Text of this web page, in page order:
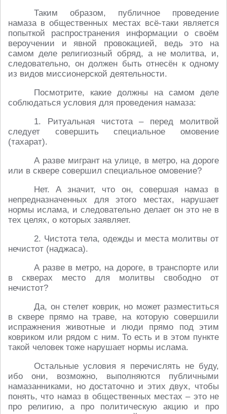
Таким образом, публичное проведение
намаза в общественных местах всё-таки является
попыткой распространения информации о своём
вероучении и явной провокацией, ведь это на
самом деле религиозный обряд, а не молитва, и,
следовательно, он должен быть отнесён к одному
из видов миссионерской деятельности.
Посмотрите, какие должны на самом деле
соблюдаться условия для проведения намаза:
1. Ритуальная чистота – перед молитвой
следует совершить специальное омовение
(тахарат).
А разве мигрант на улице, в метро, на дороге
или в сквере совершил специальное омовение?
Нет. А значит, что он, совершая намаз в
непредназначенных для этого местах, нарушает
нормы ислама, и следовательно делает он это не в
тех целях, о которых заявляет.
2. Чистота тела, одежды и места молитвы от
нечистот (наджаса).
А разве в метро, на дороге, в транспорте или
в скверах место для молитвы свободно от
нечистот?
Да, он стелет коврик, но может разместиться
в сквере прямо на траве, на которую совершили
испражнения животные и люди прямо под этим
ковриком или рядом с ним. То есть и в этом пункте
такой человек тоже нарушает нормы ислама.
Остальные условия я перечислять не буду,
ибо они, возможно, выполняются публичными
намазанниками, но достаточно и этих двух, чтобы
понять, что намаз в общественных местах – это не
про религию, а про политическую акцию и про